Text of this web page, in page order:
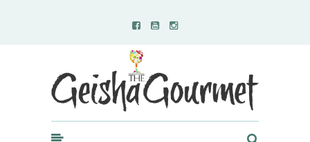
Geisha Gourmet